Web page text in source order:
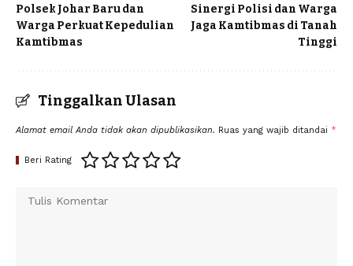
Polsek Johar Baru dan
Warga Perkuat Kepedulian
Kamtibmas
Sinergi Polisi dan Warga
Jaga Kamtibmas di Tanah
Tinggi
Tinggalkan Ulasan
Alamat email Anda tidak akan dipublikasikan. Ruas yang wajib ditandai *
Beri Rating